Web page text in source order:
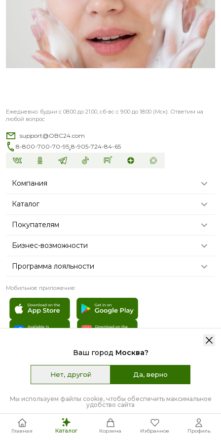
Ваш город Москва?
Нет, другой Да, верно
Мы используем файлы cookie, чтобы обеспечить максимальное
удобство сайта
Ежедневно: будни с 08:00 до 21:00, сб-вс с 9:00 до 18:00 (Мск). Ответим на
любой вопрос
support@OBC24.com
8-800-700-70-95,8-905-724-84-65
Компания
Каталог
Покупателям
Бизнес-возможности
Программа лояльности
Мобильное приложение:
© 2007 - 2026 «TianDe». Все права защищены | Графические
материалы:Freepik.com
Пользовательское соглашение
Главная Каталог Корзина Избранное Профиль